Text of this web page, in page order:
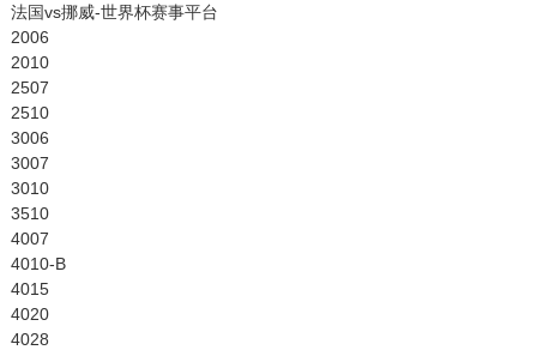
法国vs挪威-世界杯赛事平台
联系方式
客户留言
人才招聘
English
法国vs挪威-世界杯赛事平台
2006
2010
2507
2510
3006
3007
3010
3510
4007
4010-B
4015
4020
4028